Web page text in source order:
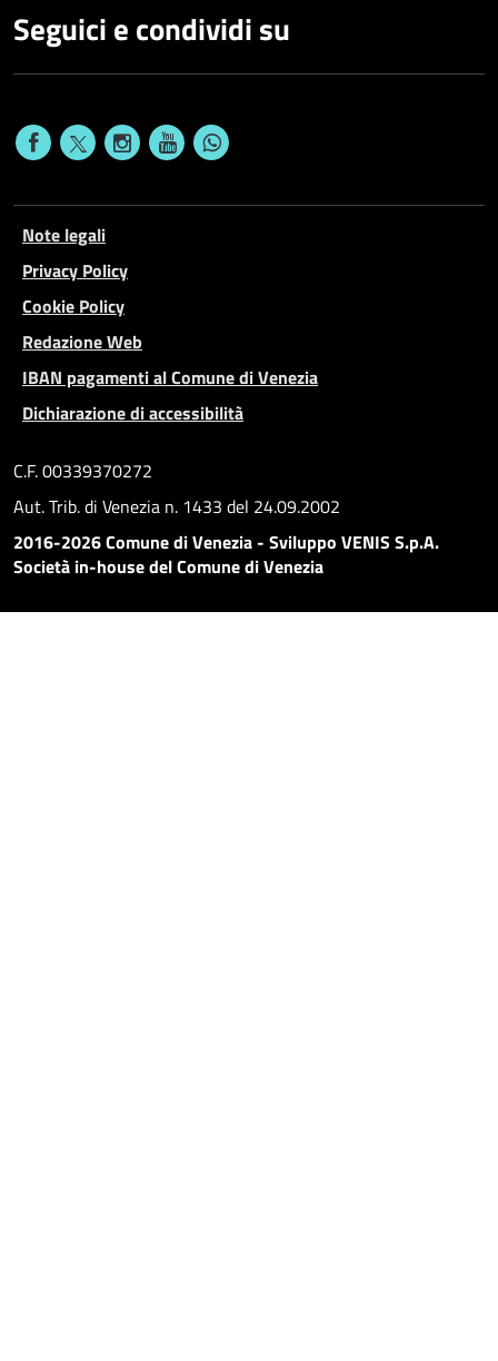
Seguici e condividi su
Note legali
Privacy Policy
Cookie Policy
Redazione Web
IBAN pagamenti al Comune di Venezia
Dichiarazione di accessibilità
C.F. 00339370272
Aut. Trib. di Venezia n. 1433 del 24.09.2002
2016-2026 Comune di Venezia - Sviluppo VENIS S.p.A.
Società in-house del Comune di Venezia